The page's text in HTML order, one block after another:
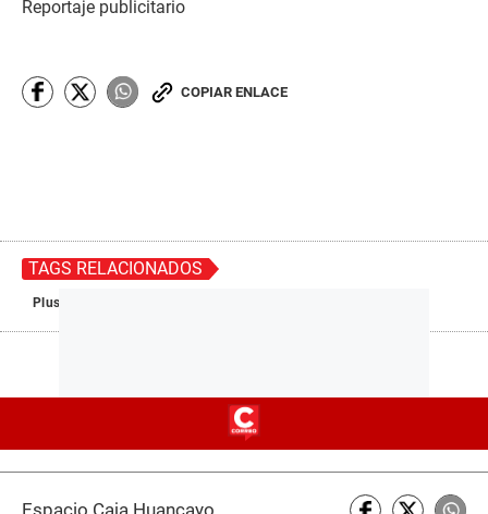
Reportaje publicitario
COPIAR ENLACE
TAGS RELACIONADOS
Pluspetrol